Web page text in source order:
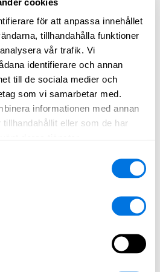
för att anpassa innehållet
tillhandahålla funktioner
vår trafik. Vi
identifierare och annan
till de sociala medier och
som vi samarbetar med.
informationen med annan
eller som de har
baserat på dina preferenser,
aktivitet på webbplatsen när